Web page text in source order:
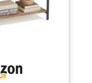
rapide et sans souci